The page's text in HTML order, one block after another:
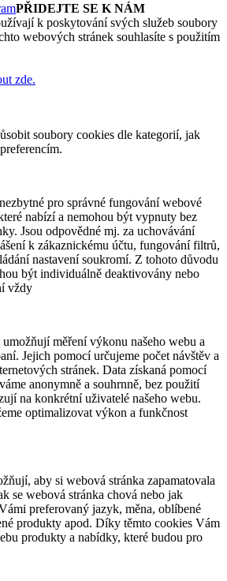
PŘIDEJTE SE K NÁM
k poskytování svých služeb soubory
webových stránek souhlasíte s použitím
zde.
soubory cookies dle kategorií, jak
pro správné fungování webové
nabízí a nemohou být vypnuty bez
Jsou odpovědné mj. za uchovávání
k zákaznickému účtu, fungování filtrů,
nastavení soukromí. Z tohoto důvodu
být individuálně deaktivovány nebo
vždy
měření výkonu našeho webu a
Jejich pomocí určujeme počet návštěv a
stránek. Data získaná pomocí
anonymně a souhrnně, bez použití
na konkrétní uživatelé našeho webu.
optimalizovat výkon a funkčnost
aby si webová stránka zapamatovala
se webová stránka chová nebo jak
preferovaný jazyk, měna, oblíbené
produkty apod. Díky těmto cookies Vám
produkty a nabídky, které budou pro